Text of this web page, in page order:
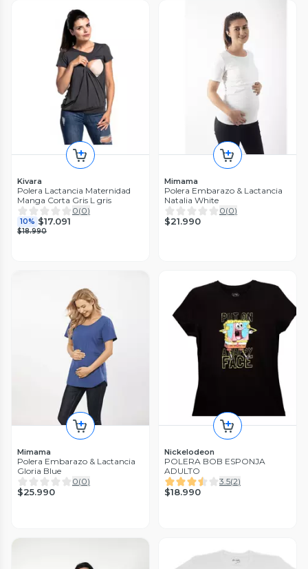
Kivara
Polera Lactancia Maternidad
Manga Corta Gris L gris
0(0)
10% $17.091
$18.990
Mimama
Polera Embarazo & Lactancia
Natalia White
0(0)
$21.990
Mimama
Polera Embarazo & Lactancia
Gloria Blue
0(0)
$25.990
Nickelodeon
POLERA BOB ESPONJA
ADULTO
3.5(2)
$18.990